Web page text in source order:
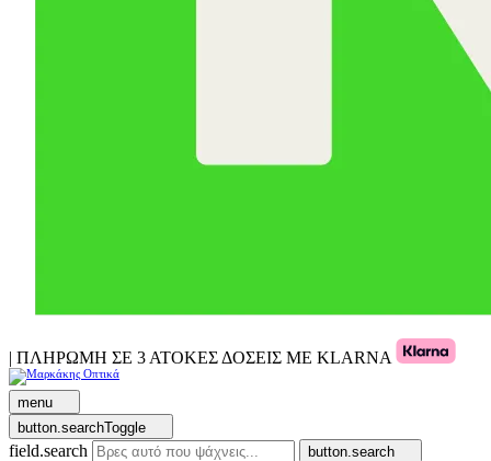
| ΠΛΗΡΩΜΗ ΣΕ 3 ΑΤΟΚΕΣ ΔΟΣΕΙΣ ΜΕ KLARNA
menu
button.searchToggle
field.search button.search